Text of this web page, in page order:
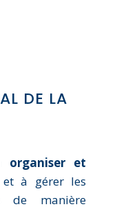
DE LA
organiser et
à gérer les
manière